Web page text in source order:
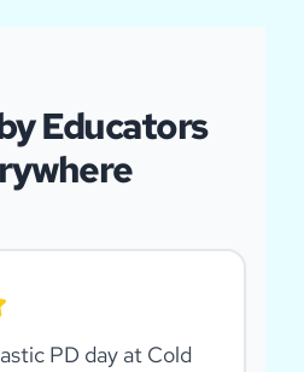
Educators
PD day at Cold